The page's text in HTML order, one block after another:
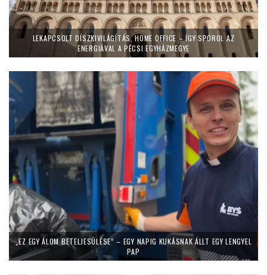
LEKAPCSOLT DÍSZKIVILÁGÍTÁS, HOME OFFICE – ÍGY SPÓROL AZ
ENERGIÁVAL A PÉCSI EGYHÁZMEGYE
„EZ EGY ÁLOM BETELJESÜLÉSE” – EGY NAPIG KUKÁSNAK ÁLLT EGY LENGYEL
PAP